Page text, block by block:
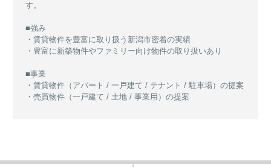
す。
■強み
・賃貸物件を豊富に取り扱う新潟市密着の実績
・豊富に新築物件やファミリー向け物件の取り扱いあり
■事業
・賃貸物件（アパート / 一戸建て / テナント / 駐車場）の提案
・売買物件（一戸建て / 土地 / 事業用）の提案